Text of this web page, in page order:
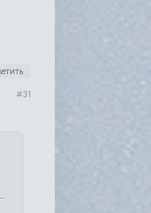
31